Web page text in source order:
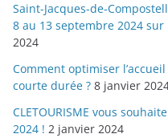
Saint-Jacques-de-
8 au 13 septembre 2024 sur
2024
Comment optimiser
courte durée ? 8 janvier
CLETOURISME vous
2024 ! 2 janvier 2024